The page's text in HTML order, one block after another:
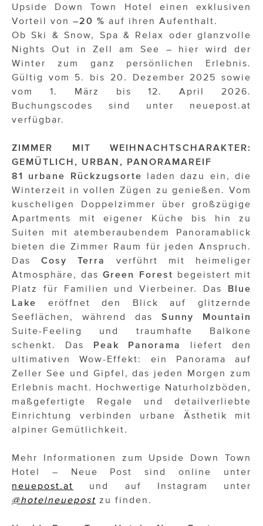
Upside Down Town Hotel einen exklusiven
Vorteil von –20 % auf ihren Aufenthalt.
Ob Ski & Snow, Spa & Relax oder glanzvolle
Nights Out in Zell am See – hier wird der
Winter zum ganz persönlichen Erlebnis.
Gültig vom 5. bis 20. Dezember 2025 sowie
vom 1. März bis 12. April 2026.
Buchungscodes sind unter neuepost.at
verfügbar.
ZIMMER MIT WEIHNACHTSCHARAKTER:
GEMÜTLICH, URBAN, PANORAMAREIF
81 urbane Rückzugsorte laden dazu ein, die
Winterzeit in vollen Zügen zu genießen. Vom
kuscheligen Doppelzimmer über großzügige
Apartments mit eigener Küche bis hin zu
Suiten mit atemberaubendem Panoramablick
bieten die Zimmer Raum für jeden Anspruch.
DasCosy Terra
verführt mit heimeliger
Atmosphäre, dasGreen Forest begeistert mit
Platz für Familien und Vierbeiner. Das
Blue
Lake
eröffnet den Blick auf glitzernde
Seeflächen, während das Sunny Mountain
Suite-Feeling und traumhafte Balkone
schenkt. Das Peak Panorama
liefert den
ultimativen Wow-Effekt: ein Panorama auf
Zeller See und Gipfel, das jeden Morgen zum
Erlebnis macht. Hochwertige Naturholzböden,
maßgefertigte Regale und detailverliebte
Einrichtung verbinden urbane Ästhetik mit
alpiner Gemütlichkeit.
Mehr Informationen zum Upside Down Town
Hotel – Neue Post sind online unter
neuepost.at
und auf Instagram unter
@hotelneuepost zu finden.